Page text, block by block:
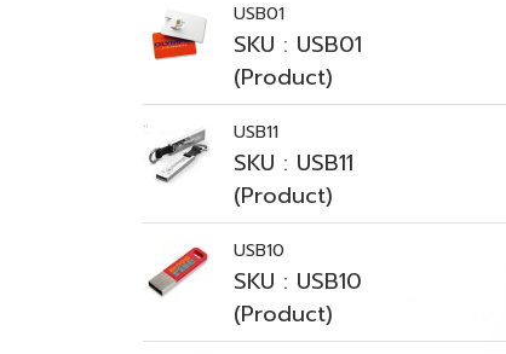
USB01
SKU : USB01
(Product)
USB11
SKU : USB11
(Product)
USB10
SKU : USB10
(Product)